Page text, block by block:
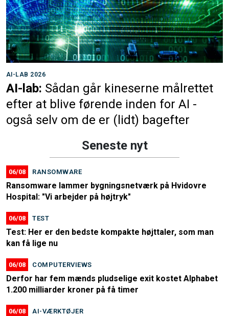
AI-LAB 2026
AI-lab: Sådan går kineserne målrettet
efter at blive førende inden for AI -
også selv om de er (lidt) bagefter
Seneste nyt
06/08 RANSOMWARE
Ransomware lammer bygningsnetværk på Hvidovre
Hospital: "Vi arbejder på højtryk"
06/08 TEST
Test: Her er den bedste kompakte højttaler, som man
kan få lige nu
06/08 COMPUTERVIEWS
Derfor har fem mænds pludselige exit kostet Alphabet
1.200 milliarder kroner på få timer
06/08 AI-VÆRKTØJER